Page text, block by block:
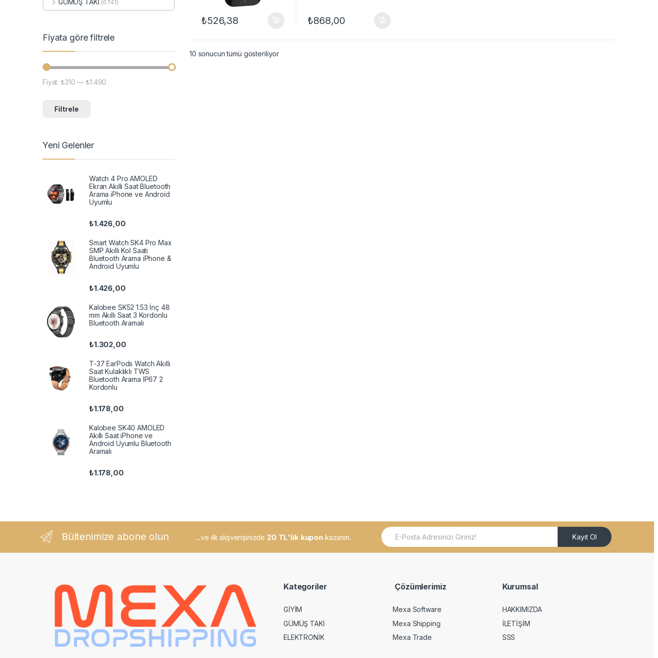
₺526,38 ₺868,00
10 sonucun tümü gösteriliyor
GÜMÜŞ TAKI (6741)
Fiyata göre filtrele
En düşük fiyat
En yüksek fiyat
Filtrele
Fiyat:₺310 —₺1.490
Yeni Gelenler
Watch 4 Pro AMOLED
Ekran Akıllı Saat Bluetooth
Arama iPhone ve Android
Uyumlu
₺1.426,00
Smart Watch SK4 Pro Max
SMP Akıllı Kol Saati
Bluetooth Arama iPhone &
Android Uyumlu
₺1.426,00
Kalobee SK52 1.53 İnç 48
mm Akıllı Saat 3 Kordonlu
Bluetooth Aramalı
₺1.302,00
T-37 EarPods Watch Akıllı
Saat Kulaklıklı TWS
Bluetooth Arama IP67 2
Kordonlu
₺1.178,00
Kalobee SK40 AMOLED
Akıllı Saat iPhone ve
Android Uyumlu Bluetooth
Aramalı
₺1.178,00
Bültenimize abone olun ...ve ilk alışverişinizde 20 TL'lik kuponkazanın.
E
m
Kayıt Ol
Kategoriler
GİYİM
GÜMÜŞ TAKI
ELEKTRONİK
Çözümlerimiz
Mexa Software
Mexa Shipping
Mexa Trade
Kurumsal
HAKKIMIZDA
İLETİŞİM
SSS